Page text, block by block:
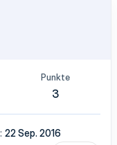
Punkte
3
22 Sep. 2016